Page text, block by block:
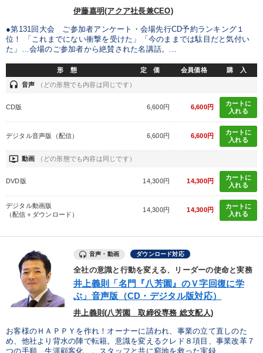
伊藤嘉明(アクア社長兼CEO)
●第131回大会 ご参加者アンケート・会場先行CD予約ランキング１
位！ 「これまでにない衝撃を受けた」「今のままでは駄目だと気付い
た」…会場のご参加者から絶賛された名講話。...
形 態 定 価 会員価格 購 入
headset 音声 （どの形態でも内容は同じです）
CD版 6,600円 6,600円
カートに
入れる
デジタル音声版（配信） 6,600円 6,600円
カートに
入れる
ondemand_video 動画 （どの形態でも内容は同じです）
DVD版 14,300円 14,300円
カートに
入れる
デジタル動画版
（配信＋ダウンロード）
14,300円 14,300円
カートに
入れる
音声・動画 ダウンロード対応
全社の意識と行動を変える、リーダーの使命と実務
井上義則「名門『八芳園』のＶ字回復に学
ぶ」音声版（CD・デジタル版対応）
井上義則(八芳園 取締役専務 総支配人)
お客様のＨＡＰＰＹを作れ！オーナーに請われ、事業の立て直しのた
め、他社より背水の陣で転籍。意識を変えるクレド８項目、事業改革７
つの手順、生涯顧客化…。スタッフと共に窮地を救った実録...